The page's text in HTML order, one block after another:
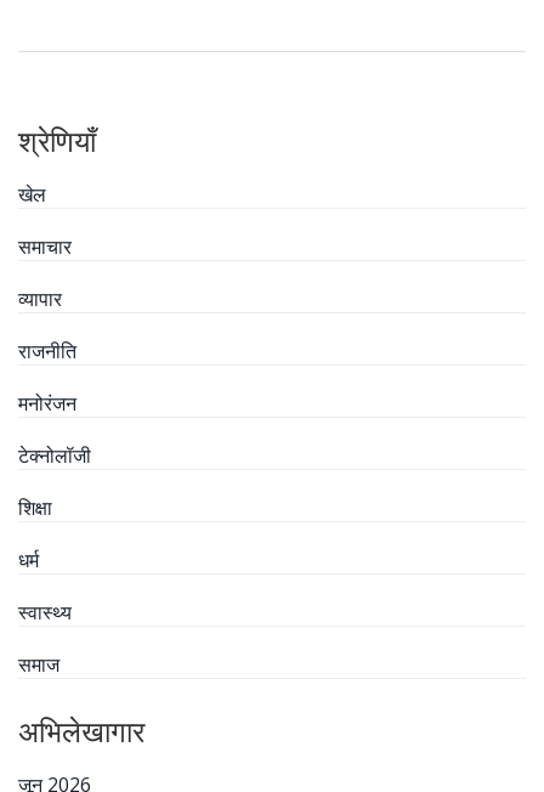
श्रेणियाँ
खेल
समाचार
व्यापार
राजनीति
मनोरंजन
टेक्नोलॉजी
शिक्षा
धर्म
स्वास्थ्य
समाज
अभिलेखागार
जून 2026